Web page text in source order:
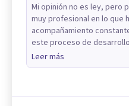
Mi opinión no es ley, pero
muy profesional en lo que
acompañamiento
este proceso de
Leer más